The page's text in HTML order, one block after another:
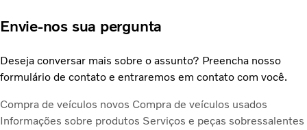
Envie-nos sua pergunta
Deseja conversar mais sobre o assunto? Preencha nosso
formulário de contato e entraremos em contato com você.
Compra de veículos novos Compra de veículos usados
Informações sobre produtos Serviços e peças sobressalentes